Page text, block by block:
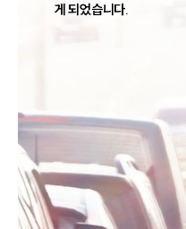
게 되었습니다.